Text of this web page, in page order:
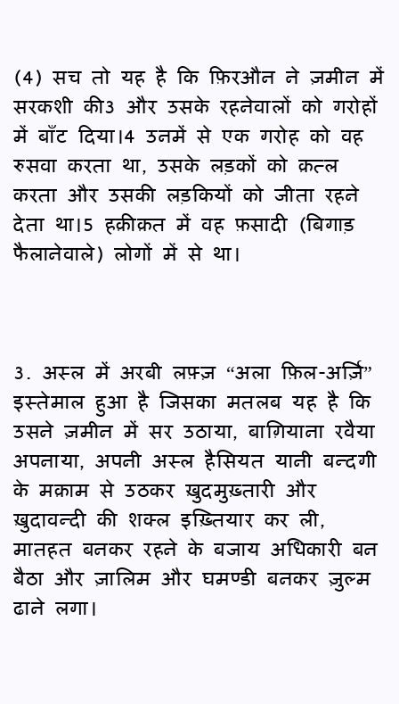
(4) सच तो यह है कि फ़िरऔन ने ज़मीन में
सरकशी की3 और उसके रहनेवालों को गरोहों
में बाँट दिया।4 उनमें से एक गरोह को वह
रुसवा करता था, उसके लड़कों को क़त्ल
करता और उसकी लड़कियों को जीता रहने
देता था।5 हक़ीक़त में वह फ़सादी (बिगाड़
फैलानेवाले) लोगों में से था।
3. अस्ल में अरबी लफ़्ज़ “अला फ़िल-अर्ज़ि”
इस्तेमाल हुआ है जिसका मतलब यह है कि
उसने ज़मीन में सर उठाया, बाग़ियाना रवैया
अपनाया, अपनी अस्ल हैसियत यानी बन्दगी
के मक़ाम से उठकर ख़ुदमुख़्तारी और
ख़ुदावन्दी की शक्ल इख़्तियार कर ली,
मातहत बनकर रहने के बजाय अधिकारी बन
बैठा और ज़ालिम और घमण्डी बनकर ज़ुल्म
ढाने लगा।